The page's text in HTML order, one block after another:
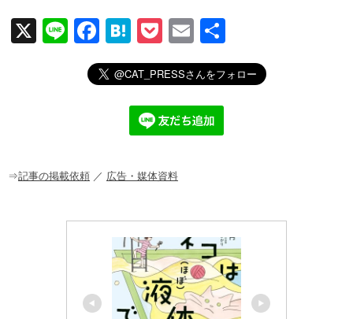
X
Li
F
a
c
o
H
at
e
n
a
P
o
ck
et
E
m
ail
有
⇒記事の掲載依頼 ／ 広告・媒体資料